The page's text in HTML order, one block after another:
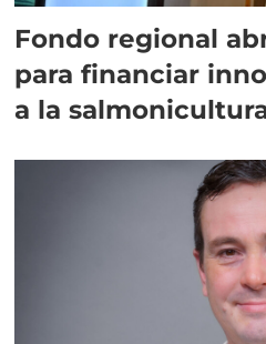
Fondo regional
para financiar
a la